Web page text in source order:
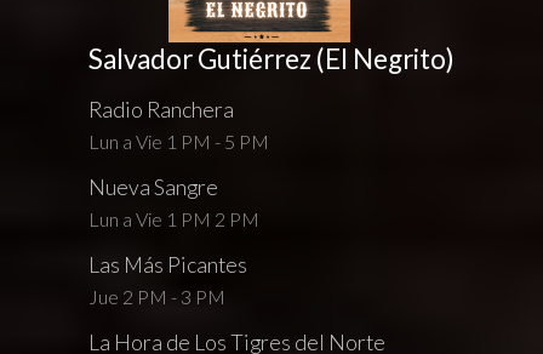
Salvador Gutiérrez (El Negrito)
Radio Ranchera
Lun a Vie 1 PM - 5 PM
Nueva Sangre
Lun a Vie 1 PM 2 PM
Las Más Picantes
Jue 2 PM - 3 PM
La Hora de Los Tigres del Norte